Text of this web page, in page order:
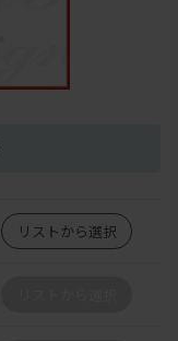
リストから選択